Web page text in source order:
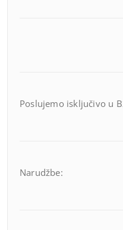
Poslujemo isključivo u
Narudžbe: